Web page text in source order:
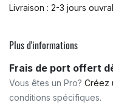
Livraison : 2-3 jours
Plus d'informations
Frais de port offert
Vous êtes un Pro? Créez
conditions spécifiques.